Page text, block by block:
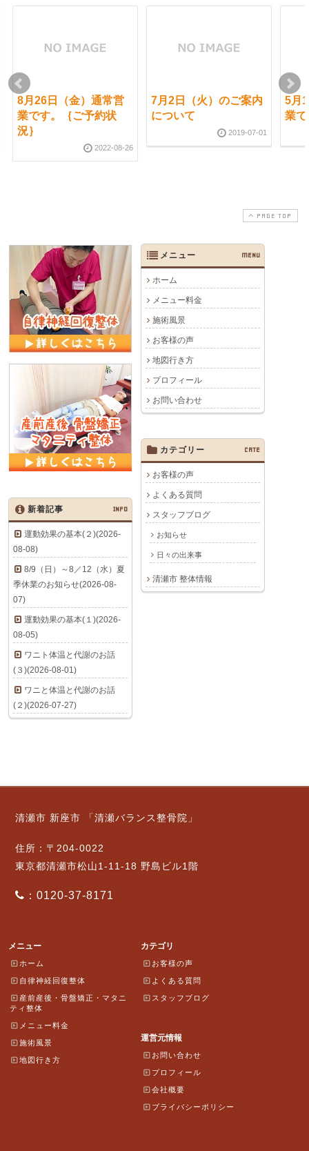
8月26日（金）通常営
業です。｛ご予約状
況｝
2022-08-26
7月2日（火）のご案内
について
2019-07-01
5月
業
PAGE TOP
メニュー MENU
ホーム
メニュー料金
施術風景
お客様の声
地図行き方
プロフィール
お問い合わせ
カテゴリー CATE
お客様の声
よくある質問
スタッフブログ
お知らせ
日々の出来事
清瀬市 整体情報
新着記事 INFO
運動効果の基本(２)(2026-
08-08)
8/9（日）～8／12（水）夏
季休業のお知らせ(2026-08-
07)
運動効果の基本(１)(2026-
08-05)
ワニト体温と代謝のお話
(３)(2026-08-01)
ワニと体温と代謝のお話
(２)(2026-07-27)
清瀬市 新座市 「清瀬バランス整骨院」
住所：〒204-0022
東京都清瀬市松山1-11-18 野島ビル1階
：0120-37-8171
メニュー
ホーム
自律神経回復整体
産前産後・骨盤矯正・マタニ
ティ整体
メニュー料金
施術風景
地図行き方
カテゴリ
お客様の声
よくある質問
スタッフブログ
運営元情報
お問い合わせ
プロフィール
会社概要
プライバシーポリシー